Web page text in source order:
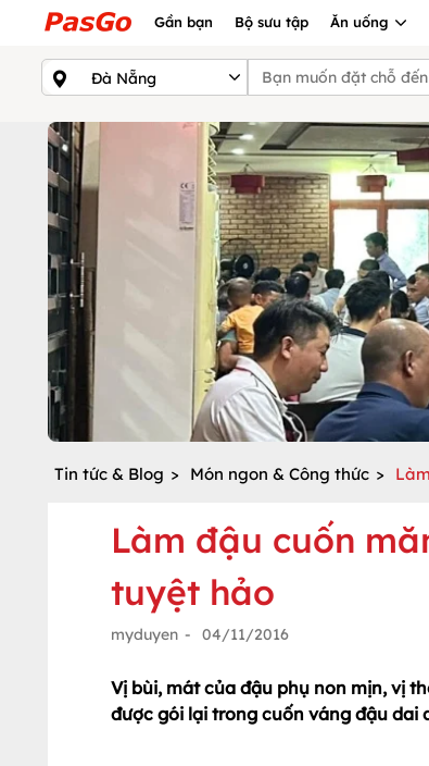
Gần bạn Bộ sưu tập Ăn uống
Tin tức & Blog > Món ngon & Công thức >
Làm đậu cuốn
tuyệt hảo
myduyen - 04/11/2016
Vị bùi, mát của đậu phụ non mịn, vị
được gói lại trong cuốn váng đậu dai